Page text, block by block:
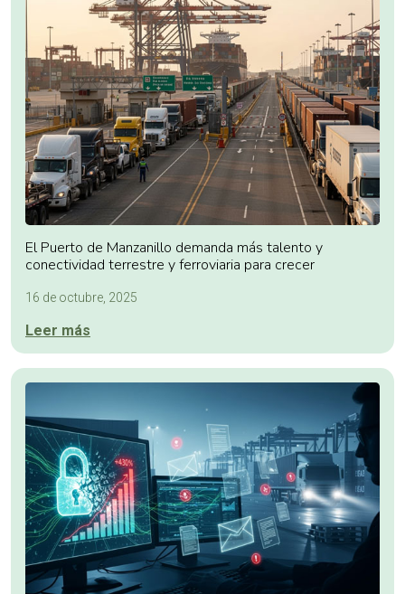
El Puerto de Manzanillo demanda más talento y
conectividad terrestre y ferroviaria para crecer
16 de octubre, 2025
Leer más